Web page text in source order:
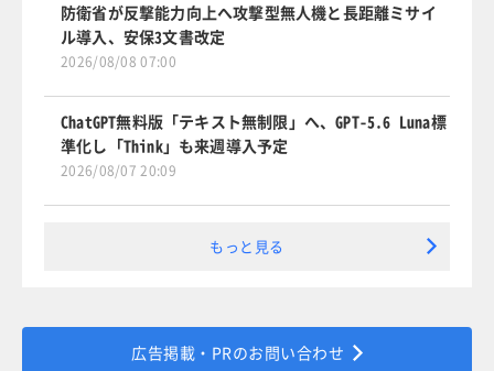
防衛省が反撃能力向上へ攻撃型無人機と長距離ミサイ
ル導入、安保3文書改定
2026/08/08 07:00
ChatGPT無料版「テキスト無制限」へ、GPT-5.6 Luna標
準化し「Think」も来週導入予定
2026/08/07 20:09
もっと見る
広告掲載・PRのお問い合わせ